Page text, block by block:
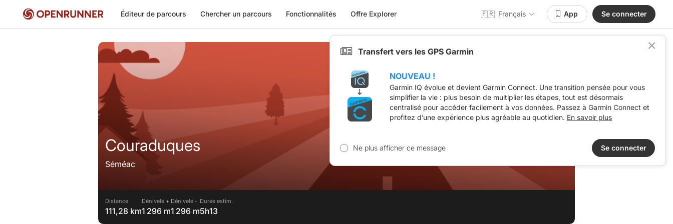
Éditeur de parcours Chercher un parcours Fonctionnalités Offre Explorer 🇫🇷 Français App Se connecter
Couraduques
Séméac
Distance
111,28 km
Dénivelé +
1 296 m
Dénivelé -
1 296 m
Durée estim.
5h13
Transfert vers les GPS Garmin
NOUVEAU !
Garmin IQ évolue et devient Garmin Connect. Une transition pensée pour vous
simplifier la vie : plus besoin de multiplier les étapes, tout est désormais
centralisé pour accéder facilement à vos données. Passez à Garmin Connect et
profitez d’une expérience plus agréable au quotidien. En savoir plus
Ne plus afficher ce message Se connecter